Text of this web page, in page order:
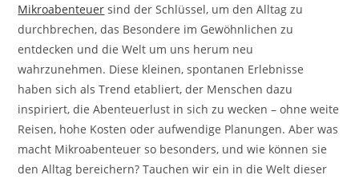
Mikroabenteuer sind der Schlüssel, um den Alltag zu
durchbrechen, das Besondere im Gewöhnlichen zu
entdecken und die Welt um uns herum neu
wahrzunehmen. Diese kleinen, spontanen Erlebnisse
haben sich als Trend etabliert, der Menschen dazu
inspiriert, die Abenteuerlust in sich zu wecken – ohne weite
Reisen, hohe Kosten oder aufwendige Planungen. Aber was
macht Mikroabenteuer so besonders, und wie können sie
den Alltag bereichern? Tauchen wir ein in die Welt dieser